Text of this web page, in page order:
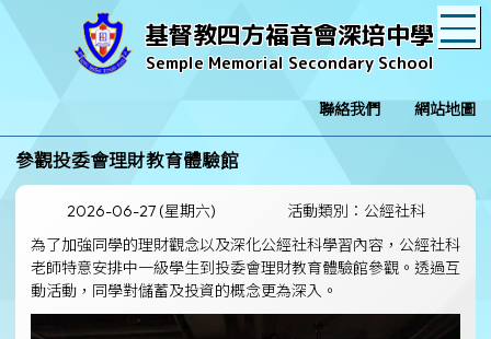
基督教四方福音會深培中學
Semple Memorial Secondary School
聯絡我們 網站地圖
參觀投委會理財教育體驗館
2026-06-27 (星期六)
活動類別：公經社科
為了加強同學的理財觀念以及深化公經社科學習內容，公經社科
老師特意安排中一級學生到投委會理財教育體驗館參觀。透過互
動活動，同學對儲蓄及投資的概念更為深入。